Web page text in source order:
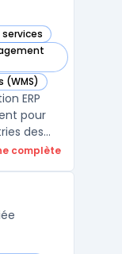
services
catégorie
catégorie
(WMS)
catégorie
ERP
pour
des
assure
complète